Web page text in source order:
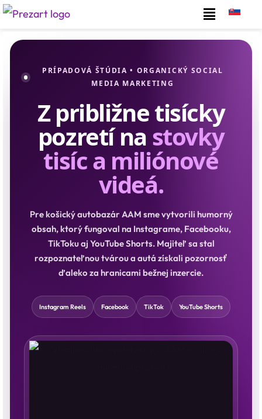
Preskočiť
obsah
PRÍPADOVÁ ŠTÚDIA • ORGANICKÝ SOCIAL
MEDIA MARKETING
Z približne tisícky
pozretí na stovky
tisíc a miliónové
videá.
Pre košický autobazár AAM sme vytvorili humorný
obsah, ktorý fungoval na Instagrame, Facebooku,
TikToku aj YouTube Shorts. Majiteľ sa stal
rozpoznateľnou tvárou a autá získali pozornosť
ďaleko za hranicami bežnej inzercie.
Instagram Reels Facebook TikTok YouTube Shorts